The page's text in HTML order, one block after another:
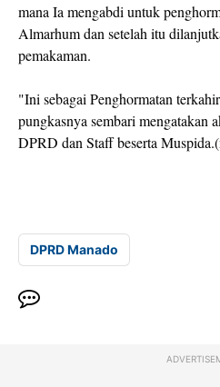
mana Ia mengabdi untuk
Almarhum dan setelah itu
pemakaman.
"Ini sebagai Penghormatan
pungkasnya sembari mengatakan
DPRD dan Staff beserta
DPRD Manado